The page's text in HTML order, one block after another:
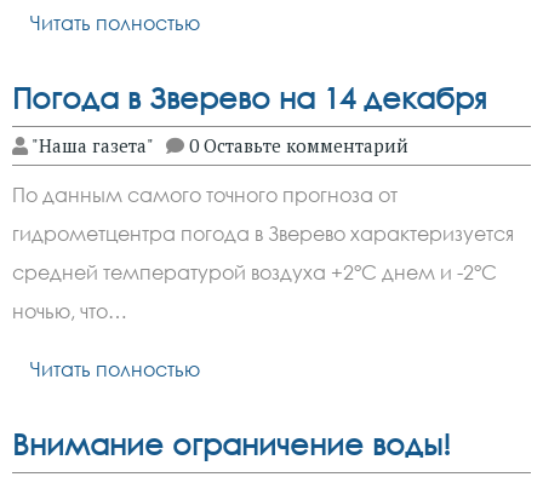
Читать полностью
Погода в Зверево на 14 декабря
"Наша газета" 0 Оставьте комментарий
По данным самого точного прогноза от
гидрометцентра погода в Зверево характеризуется
средней температурой воздуха +2°C днем и -2°C
ночью, что…
Читать полностью
Внимание ограничение воды!